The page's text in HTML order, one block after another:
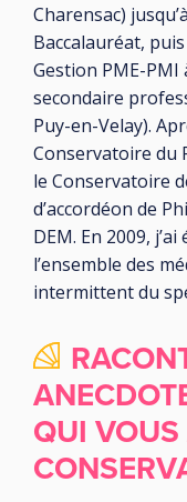
Charensac)
Baccalauréat,
Gestion PME-PMI
secondaire
Puy-en-Velay).
Conservatoire du
le Conservatoire
d’accordéon de
DEM. En 2009,
l’ensemble des
intermittent du
QUI